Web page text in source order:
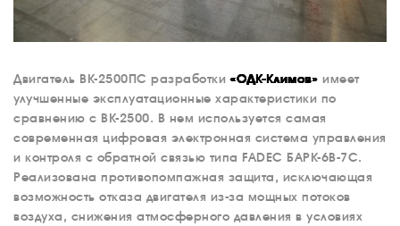
Двигатель ВК-2500ПС разработки«ОДК-Климов» имеет
улучшенные эксплуатационные характеристики по
сравнению с ВК-2500. В нем используется самая
современная цифровая электронная система управления
и контроля с обратной связью типа FADEC БАРК-6В-7С.
Реализована противопомпажная защита, исключающая
возможность отказа двигателя из-за мощных потоков
воздуха, снижения атмосферного давления в условиях